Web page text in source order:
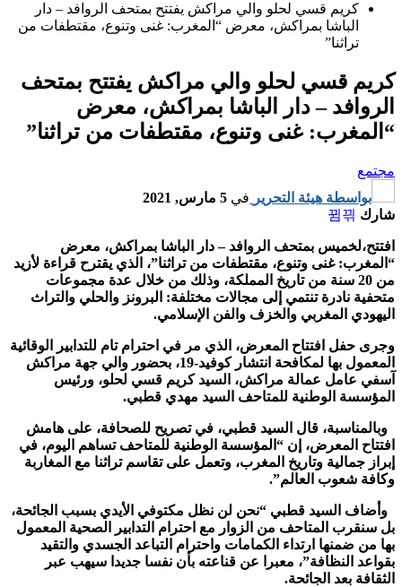
كريم قسي لحلو والي مراكش يفتتح بمتحف الروافد – دار
الباشا بمراكش، معرض “المغرب: غنى وتنوع، مقتطفات من
تراثنا”
كريم قسي لحلو والي مراكش يفتتح بمتحف
الروافد – دار الباشا بمراكش، معرض
“المغرب: غنى وتنوع، مقتطفات من تراثنا”
مجتمع
بواسطة هيئة التحرير في 5 مارس, 2021
شارك
افتتح،لخميس بمتحف الروافد – دار الباشا بمراكش، معرض
“المغرب: غنى وتنوع، مقتطفات من تراثنا”، الذي يقترح قراءة لأزيد
من 20 سنة من تاريخ المملكة، وذلك من خلال عدة مجموعات
متحفية نادرة تنتمي إلى مجالات مختلفة: البرونز والحلي والتراث
اليهودي المغربي والخزف والفن الإسلامي.
وجرى حفل افتتاح المعرض، الذي مر في احترام تام للتدابير الوقائية
المعمول بها لمكافحة انتشار كوفيد-19، بحضور والي جهة مراكش
آسفي عامل عمالة مراكش، السيد كريم قسي لحلو، ورئيس
المؤسسة الوطنية للمتاحف السيد مهدي قطبي.
وبالمناسبة، قال السيد قطبي، في تصريح للصحافة، على هامش
افتتاح المعرض، إن “المؤسسة الوطنية للمتاحف تساهم اليوم، في
إبراز جمالية وتاريخ المغرب، وتعمل على تقاسم تراثنا مع المغاربة
وكافة شعوب العالم”.
وأضاف السيد قطبي “نحن لن نظل مكتوفي الأيدي بسبب الجائحة،
بل سنقرب المتاحف من الزوار مع احترام التدابير الصحية المعمول
بها من ضمنها ارتداء الكمامات واحترام التباعد الجسدي والتقيد
بقواعد النظافة”، معبرا عن قناعته بأن نفسا جديدا سيهب عبر
الثقافة بعد الجائحة.